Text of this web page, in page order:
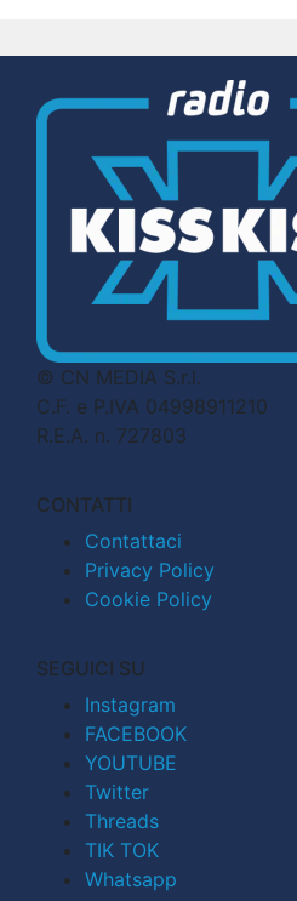
© CN MEDIA S.r.l.
C.F. e P.IVA 04998911210
R.E.A. n. 727803
CONTATTI
Contattaci
Privacy Policy
Cookie Policy
SEGUICI SU
Instagram
FACEBOOK
YOUTUBE
Twitter
Threads
TIK TOK
Whatsapp